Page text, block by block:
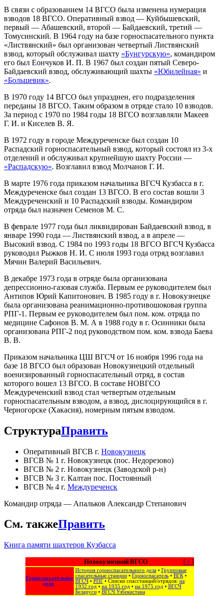
В связи с образованием 14 ВГСО была изменена нумерация
взводов 18 ВГСО. Оперативный взвод — Куйбышевский,
первый — Абашевский, второй — Байдаевский, третий —
Томусинский. В 1964 году на базе горноспасательного пункта
«Листвянский» был организован четвертый Листвянский
взвод, который обслуживал шахту «Бунгурскую», командиром
его был Еончуков И. П. В 1967 был создан пятый Северо-
Байдаевский взвод, обслуживающий шахты «Юбилейная» и
«Большевик».
В 1970 году 14 ВГСО был упразднен, его подразделения
переданы 18 ВГСО. Таким образом в отряде стало 10 взводов.
За период с 1970 по 1984 годы 18 ВГСО возглавляли Макеев
Г. И. и Киселев В. Я.
В 1972 году в городе Междуреченске был создан 10
Распадский горноспасательный взвод, который состоял из 3-х
отделений и обслуживал крупнейшую шахту России —
«Распадскую». Возглавил взвод Молчанов Г. И.
В марте 1976 года приказом начальника ВГСЧ Кузбасса в г.
Междуреченске был создан 13 ВГСО. В его состав вошли 3
Междуреченский и 10 Распадский взводы. Командиром
отряда был назначен Семенов М. С.
В феврале 1977 года был ликвидирован Байдаевский взвод, в
январе 1990 года — Листвянский взвод, а в апреле —
Высокий взвод. С 1984 по 1993 годы 18 ВГСО ВГСЧ Кузбасса
руководил Рыжков Н. И. С июля 1993 года отряд возглавил
Мячин Валерий Васильевич.
В декабре 1973 года в отряде была организована
депрессионно-газовая служба. Первым ее руководителем был
Антипов Юрий Капитонович. В 1985 году в г. Новокузнецке
была организована реанимационно-противошоковая группа
РПГ-1. Первым ее руководителем был пом. ком. отряда по
медицине Сафонов В. М. А в 1988 году в г. Осинники была
организована РПГ-2 под руководством пом. ком. взвода Баева
В. В.
Приказом начальника ЦШ ВГСЧ от 16 ноября 1996 года на
базе 18 ВГСО был образован Новокузнецкий отдельный
военизированный горноспасательный отряд, в состав
которого вошел 13 ВГСО. В составе НОВГСО
Междуреченский взвод стал четвертым отдельным
горноспасательным взводом, а взвод, дислоцирующийся в г.
Черногорске (Хакасия), номерным пятым взводом.
СтруктураПравить
Оперативный ВГСВ г. Новокузнецк
ВГСВ № 1 г. Новокузнецк (пос. Недорезово)
ВГСВ № 2 г. Новокузнецк (Заводской р-н)
ВГСВ № 3 г. Калтан пос. Постоянный
ВГСВ № 4 г. Междуреченск
Командир отряда — Апальков Александр Степанович
См. такжеПравить
Книга памяти шахтеров Кузбасса
[+ ]
Новокузнецкий ВГСО
Горноспасательное
дело
История горноспасательного дела• Групповые
спасательные станции• Горноспасатель• ВГК•
ВГСЧ• РПГ• Списки спасстанций/отрядов: на
1932 год• на 1935 год• на 1975 год• ВГСЧ
Беларуси• ВГСЧ Узбекистана